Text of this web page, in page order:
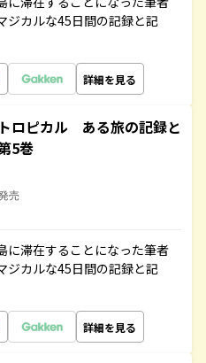
ジカルな45日間の記録と記
詳細を見る
ロピカル ある旅の記録と
5巻
売
に滞在することになった筆者
ジカルな45日間の記録と記
詳細を見る